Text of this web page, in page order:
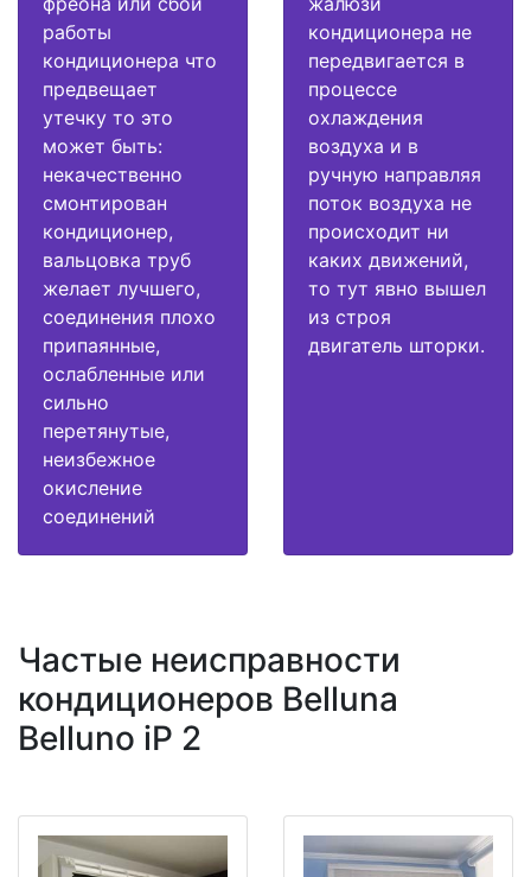
работы
кондиционера что
предвещает
утечку то это
может быть:
некачественно
смонтирован
кондиционер,
вальцовка труб
желает лучшего,
соединения плохо
припаянные,
ослабленные или
сильно
перетянутые,
неизбежное
окисление
соединений
кондиционера не
передвигается в
процессе
охлаждения
воздуха и в
ручную направляя
поток воздуха не
происходит ни
каких движений,
то тут явно вышел
из строя
двигатель шторки.
Частые неисправности
кондиционеров Belluna
Belluno iP 2